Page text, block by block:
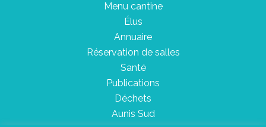
Menu cantine
Élus
Annuaire
Réservation de salles
Santé
Publications
Déchets
Aunis Sud